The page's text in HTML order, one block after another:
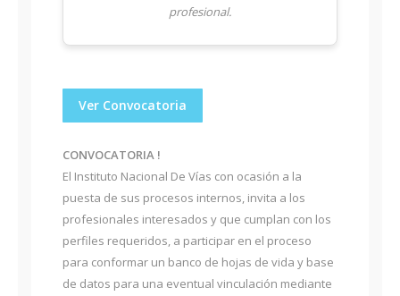
profesional.
Ver Convocatoria
CONVOCATORIA !
El Instituto Nacional De Vías con ocasión a la
puesta de sus procesos internos, invita a los
profesionales interesados y que cumplan con los
perfiles requeridos, a participar en el proceso
para conformar un banco de hojas de vida y base
de datos para una eventual vinculación mediante